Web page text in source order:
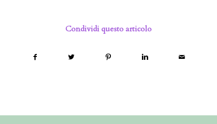
Condividi questo articolo